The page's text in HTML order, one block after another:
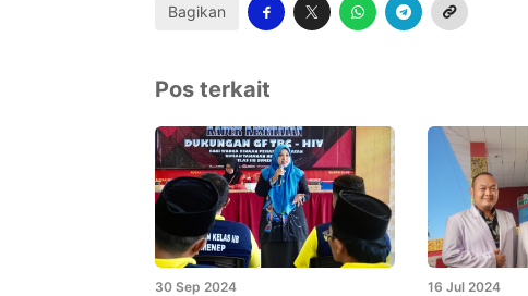
Bagikan
Pos terkait
30 Sep 2024 16 Jul 2024